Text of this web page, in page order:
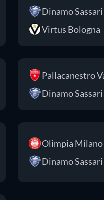
Dinamo Sassari
Virtus Bologna
Pallacanestro
Dinamo Sassari
Olimpia Milano
Dinamo Sassari